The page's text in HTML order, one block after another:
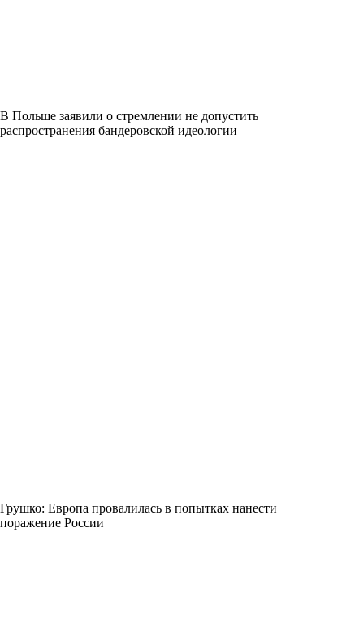
В Польше заявили о стремлении не допустить
распространения бандеровской идеологии
Грушко: Европа провалилась в попытках нанести
поражение России